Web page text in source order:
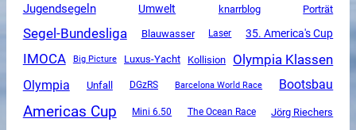
Jugendsegeln Umwelt knarrblog Porträt
Segel-Bundesliga Blauwasser Laser 35. America's Cup
IMOCA Big Picture Luxus-Yacht Kollision Olympia Klassen
Olympia Unfall DGzRS Barcelona World Race Bootsbau
Americas Cup Mini 6.50 The Ocean Race Jörg Riechers